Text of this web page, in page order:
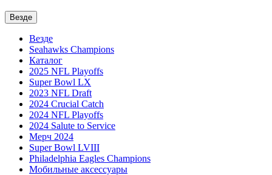
Везде
Везде
Seahawks Champions
Каталог
2025 NFL Playoffs
Super Bowl LX
2023 NFL Draft
2024 Crucial Catch
2024 NFL Playoffs
2024 Salute to Service
Мерч 2024
Super Bowl LVIII
Philadelphia Eagles Champions
Мобильные аксессуары